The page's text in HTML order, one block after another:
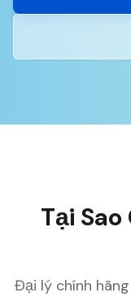
Tại
Đại lý chính